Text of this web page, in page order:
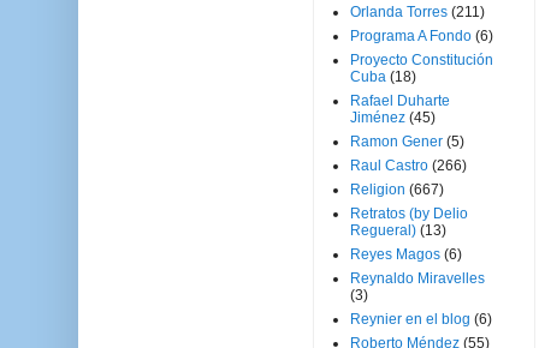
Orlanda Torres (211)
Programa A Fondo (6)
Proyecto Constitución
Cuba (18)
Rafael Duharte
Jiménez (45)
Ramon Gener (5)
Raul Castro (266)
Religion (667)
Retratos (by Delio
Regueral) (13)
Reyes Magos (6)
Reynaldo Miravelles
(3)
Reynier en el blog (6)
Roberto Méndez (55)